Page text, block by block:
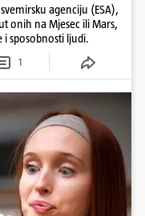
agenciju (ESA),
onih na Mjesec ili Mars,
sposobnosti ljudi.
1